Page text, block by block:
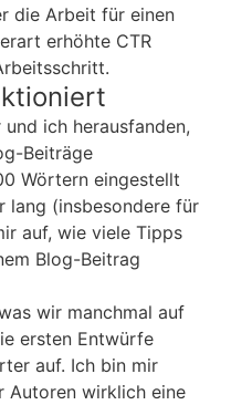
die Arbeit für einen
erhöhte CTR
ich herausfanden,
Beiträge
Wörtern eingestellt
lang (insbesondere für
auf, wie viele Tipps
Blog-Beitrag
wir manchmal auf
ersten Entwürfe
auf. Ich bin mir
Autoren wirklich eine